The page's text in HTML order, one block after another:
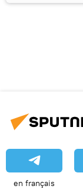
en français